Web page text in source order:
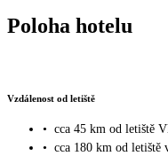
Poloha hotelu
Vzdálenost od letiště
• cca 45 km od letiště
• cca 180 km od letiště